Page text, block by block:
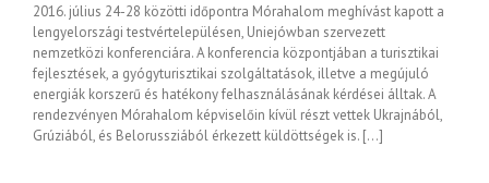
2016. július 24-28 közötti időpontra Mórahalom meghívást kapott a
lengyelországi testvértelepülésen, Uniejówban szervezett
nemzetközi konferenciára. A konferencia központjában a turisztikai
fejlesztések, a gyógyturisztikai szolgáltatások, illetve a megújuló
energiák korszerű és hatékony felhasználásának kérdései álltak. A
rendezvényen Mórahalom képviselőin kívül részt vettek Ukrajnából,
Grúziából, és Belorussziából érkezett küldöttségek is. […]